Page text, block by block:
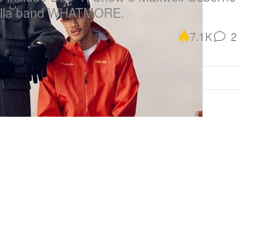
band WHATMORE.
7.1K 2